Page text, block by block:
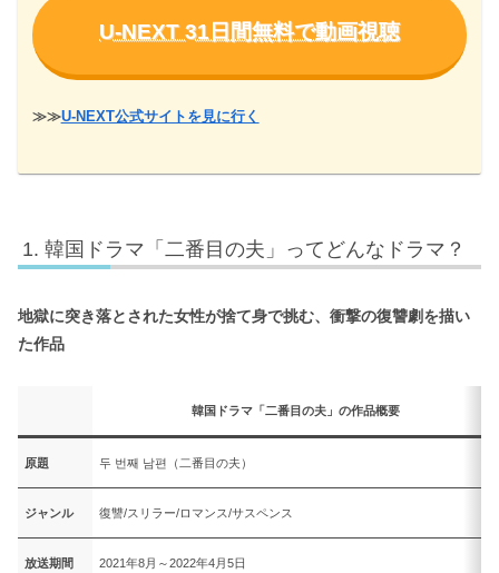
U-NEXT 31日間無料で動画視聴
≫≫U-NEXT公式サイトを見に行く
韓国ドラマ「二番目の夫」ってどんなドラマ？
地獄に突き落とされた女性が捨て身で挑む、衝撃の復讐劇を描い
た作品
韓国ドラマ「二番目の夫」の作品概要
原題 두 번째 남편（二番目の夫）
ジャンル 復讐/スリラー/ロマンス/サスペンス
放送期間 2021年8月～2022年4月5日